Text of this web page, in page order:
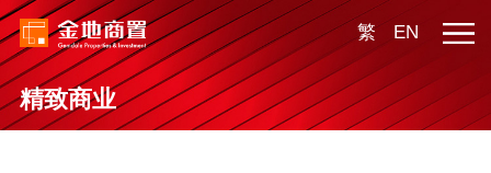
繁 EN
精致商业